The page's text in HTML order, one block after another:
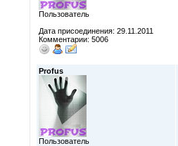
Пользователь
Дата присоединения: 29.11.2011
Комментарии: 5006
Profus
Пользователь